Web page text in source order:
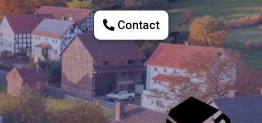
Contact